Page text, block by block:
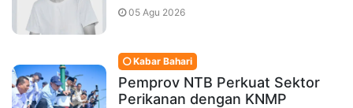
05 Agu 2026
Kabar Bahari
Pemprov NTB Perkuat Sektor
Perikanan dengan KNMP